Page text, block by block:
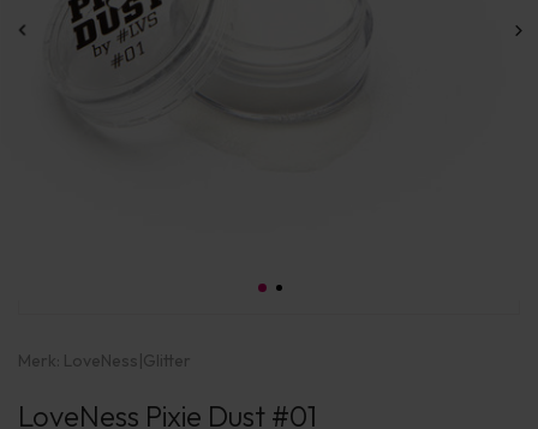
Merk: LoveNess|Glitter
LoveNess Pixie Dust #01